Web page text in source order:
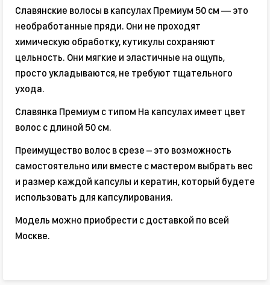
Славянские волосы в капсулах Премиум 50 см — это
необработанные пряди. Они не проходят
химическую обработку, кутикулы сохраняют
цельность. Они мягкие и эластичные на ощупь,
просто укладываются, не требуют тщательного
ухода.
Славянка Премиум с типом На капсулах имеет цвет
волос с длиной 50 см.
Преимущество волос в срезе – это возможность
самостоятельно или вместе с мастером выбрать вес
и размер каждой капсулы и кератин, который будете
использовать для капсулирования.
Модель можно приобрести с доставкой по всей
Москве.